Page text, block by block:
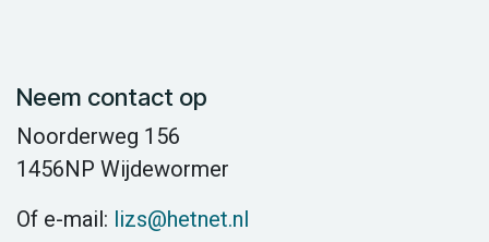
Neem contact op
Noorderweg 156
1456NP Wijdewormer
Of e-mail: lizs@hetnet.nl